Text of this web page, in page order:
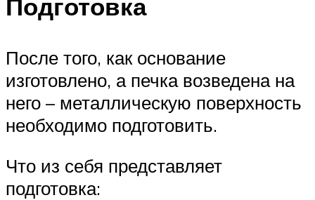
Подготовка
После того, как основание
изготовлено, а печка возведена на
него – металлическую поверхность
необходимо подготовить.
Что из себя представляет
подготовка: